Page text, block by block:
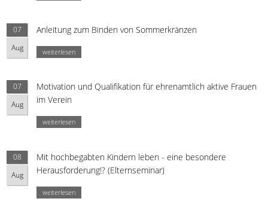
07
Aug
Anleitung zum Binden von Sommerkränzen
weiterlesen
07
Aug
Motivation und Qualifikation für ehrenamtlich aktive Frauen
im Verein
weiterlesen
08
Aug
Mit hochbegabten Kindern leben - eine besondere
Herausforderung!? (Elternseminar)
weiterlesen